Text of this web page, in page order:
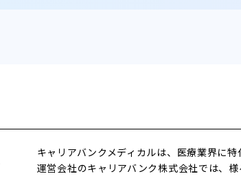
キャリアバンクメディカルは、医療業界に特
運営会社のキャリアバンク株式会社では、様